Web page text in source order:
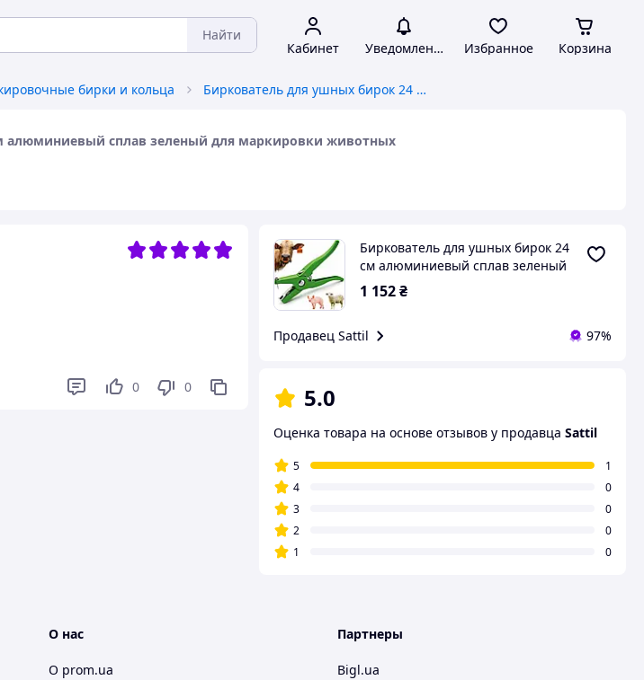
Найти
Кабинет Уведомления Избранное Корзина
бирки и кольца Биркователь для ушных бирок 24 см алюминиевый сплав зеленый для маркировки животных
алюминиевый сплав зеленый для маркировки животных
0 0
Биркователь для ушных бирок 24
см алюминиевый сплав зеленый
для маркировки животных
1 152₴
Продавец Sattil 97%
5.0
Оценка товара на основе отзывов у продавца Sattil
5
1
4
0
3
0
2
0
1
0
О нас
О prom.ua
Партнеры
Bigl.ua